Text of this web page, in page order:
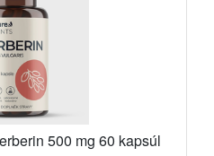
500 mg 60 kapsúl